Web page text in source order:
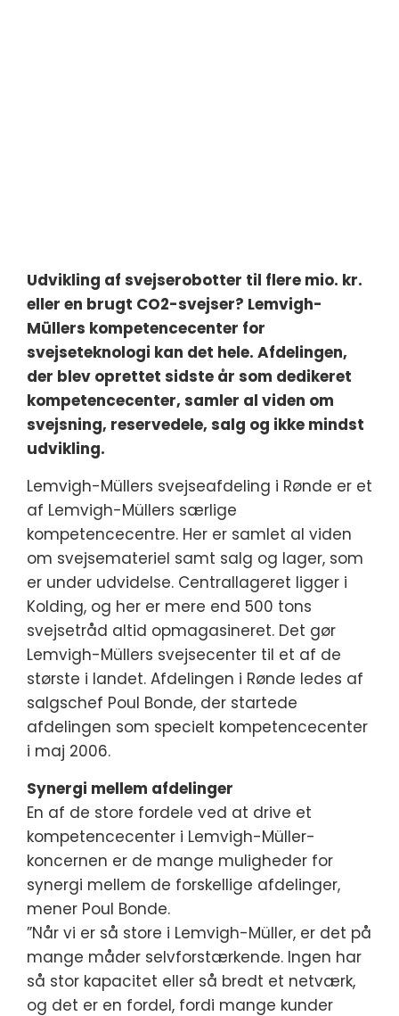
Udvikling af svejserobotter til flere mio. kr.
eller en brugt CO2-svejser? Lemvigh-
Müllers kompetencecenter for
svejseteknologi kan det hele. Afdelingen,
der blev oprettet sidste år som dedikeret
kompetencecenter, samler al viden om
svejsning, reservedele, salg og ikke mindst
udvikling.
Lemvigh-Müllers svejseafdeling i Rønde er et
af Lemvigh-Müllers særlige
kompetencecentre. Her er samlet al viden
om svejsemateriel samt salg og lager, som
er under udvidelse. Centrallageret ligger i
Kolding, og her er mere end 500 tons
svejsetråd altid opmagasineret. Det gør
Lemvigh-Müllers svejsecenter til et af de
største i landet. Afdelingen i Rønde ledes af
salgschef Poul Bonde, der startede
afdelingen som specielt kompetencecenter
i maj 2006.
Synergi mellem afdelinger
En af de store fordele ved at drive et
kompetencecenter i Lemvigh-Müller-
koncernen er de mange muligheder for
synergi mellem de forskellige afdelinger,
mener Poul Bonde.
”Når vi er så store i Lemvigh-Müller, er det på
mange måder selvforstærkende. Ingen har
så stor kapacitet eller så bredt et netværk,
og det er en fordel, fordi mange kunder